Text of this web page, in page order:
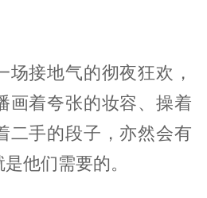
场接地气的彻夜狂欢，
画着夸张的妆容、操着
二手的段子，亦然会有
他们需要的。